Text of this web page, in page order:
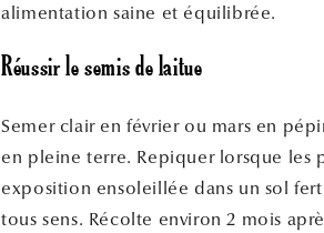
alimentation saine et équilibrée.
Réussir le semis de laitue
Semer clair en février ou mars en
en pleine terre. Repiquer lorsque les
exposition ensoleillée dans un sol
tous sens. Récolte environ 2 mois